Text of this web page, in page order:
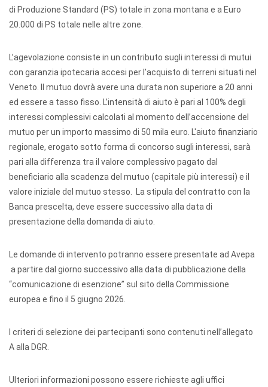
di Produzione Standard (PS) totale in zona montana e a Euro
20.000 di PS totale nelle altre zone.
L’agevolazione consiste in un contributo sugli interessi di mutui
con garanzia ipotecaria accesi per l’acquisto di terreni situati nel
Veneto. Il mutuo dovrà avere una durata non superiore a 20 anni
ed essere a tasso fisso. L’intensità di aiuto è pari al 100% degli
interessi complessivi calcolati al momento dell’accensione del
mutuo per un importo massimo di 50 mila euro. L'aiuto finanziario
regionale, erogato sotto forma di concorso sugli interessi, sarà
pari alla differenza tra il valore complessivo pagato dal
beneficiario alla scadenza del mutuo (capitale più interessi) e il
valore iniziale del mutuo stesso. La stipula del contratto con la
Banca prescelta, deve essere successivo alla data di
presentazione della domanda di aiuto.
Le domande di intervento potranno essere presentate ad Avepa
a partire dal giorno successivo alla data di pubblicazione della
“comunicazione di esenzione” sul sito della Commissione
europea e fino il 5 giugno 2026.
I criteri di selezione dei partecipanti sono contenuti nell’allegato
A alla DGR.
Ulteriori informazioni possono essere richieste agli uffici